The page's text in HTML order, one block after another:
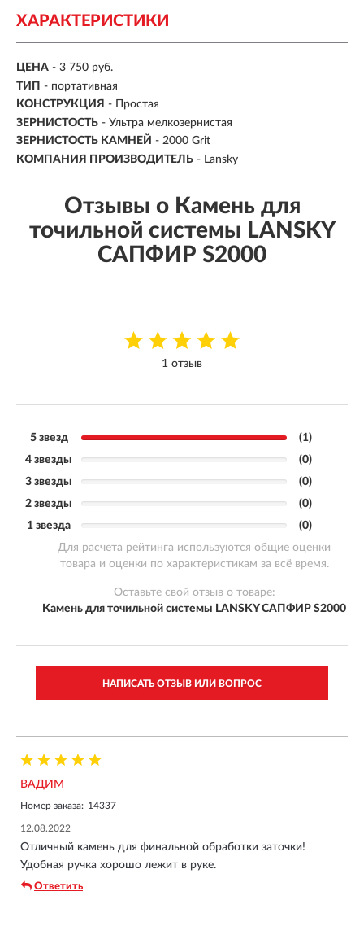
ХАРАКТЕРИСТИКИ
ЦЕНА - 3 750 руб.
ТИП - портативная
КОНСТРУКЦИЯ - Простая
ЗЕРНИСТОСТЬ - Ультра мелкозернистая
ЗЕРНИСТОСТЬ КАМНЕЙ - 2000 Grit
КОМПАНИЯ ПРОИЗВОДИТЕЛЬ - Lansky
Отзывы о Камень для
точильной системы LANSKY
САПФИР S2000
1 отзыв
5 звезд
(1)
4 звезды
(0)
3 звезды
(0)
2 звезды
(0)
1 звезда
(0)
Для расчета рейтинга используются общие оценки
товара и оценки по характеристикам за всё время.
Оставьте свой отзыв о товаре:
Камень для точильной системы LANSKY САПФИР S2000
НАПИСАТЬ ОТЗЫВ ИЛИ ВОПРОС
ВАДИМ
Номер заказа: 14337
12.08.2022
Отличный камень для финальной обработки заточки!
Удобная ручка хорошо лежит в руке.
Ответить